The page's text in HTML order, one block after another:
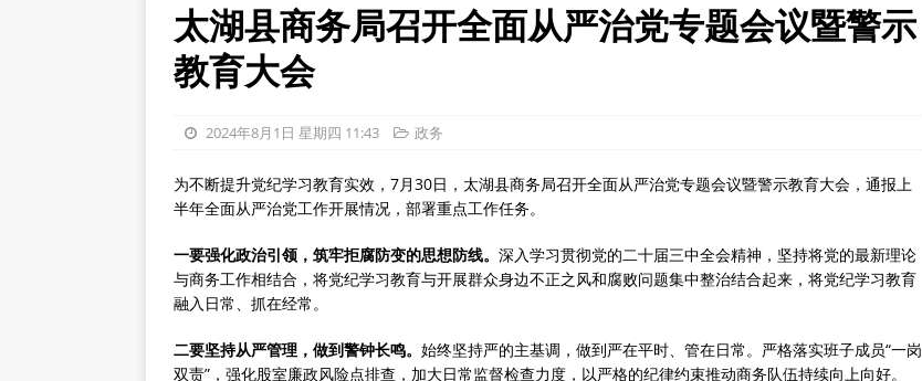
太湖县商务局召开全面从严治党专题会议暨警示
教育大会
2024年8月1日 星期四 11:43 政务
为不断提升党纪学习教育实效，7月30日，太湖县商务局召开全面从严治党专题会议暨警示教育大会，通报上
半年全面从严治党工作开展情况，部署重点工作任务。
一要强化政治引领，筑牢拒腐防变的思想防线。 深入学习贯彻党的二十届三中全会精神，坚持将党的最新理论
与商务工作相结合，将党纪学习教育与开展群众身边不正之风和腐败问题集中整治结合起来，将党纪学习教育
融入日常、抓在经常。
二要坚持从严管理，做到警钟长鸣。 始终坚持严的主基调，做到严在平时、管在日常。严格落实班子成员“一岗
双责”，强化股室廉政风险点排查，加大日常监督检查力度，以严格的纪律约束推动商务队伍持续向上向好。